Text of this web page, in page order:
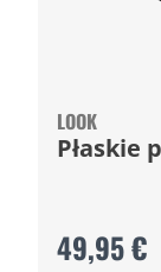
LOOK
Płaskie
49,95 €